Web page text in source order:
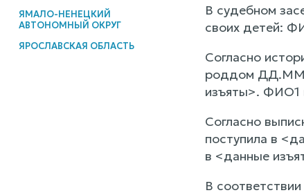
ЯМАЛО-НЕНЕЦКИЙ
АВТОНОМНЫЙ ОКРУГ
ЯРОСЛАВСКАЯ ОБЛАСТЬ
В судебном
своих детей:
Согласно
роддом
изъяты>. ФИО1
Согласно
поступила в
в <данные
В